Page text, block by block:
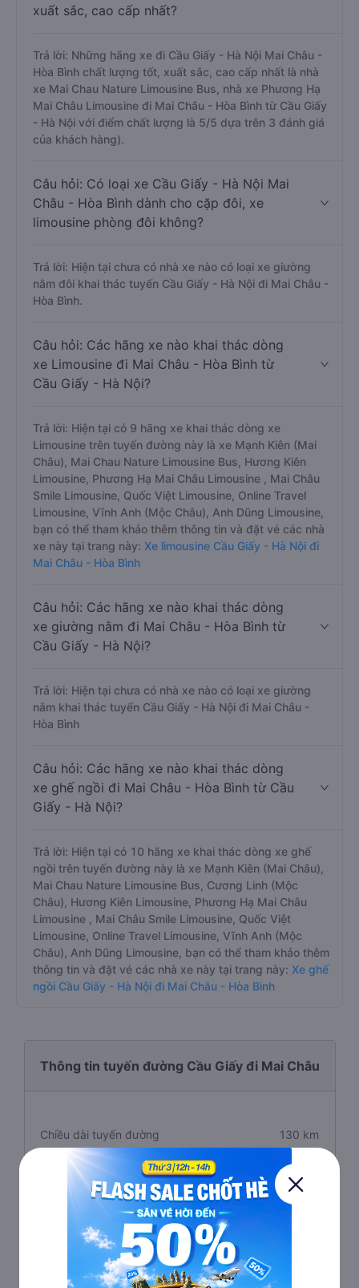
xuất sắc, cao cấp nhất?
Trả lời: Những hãng xe đi Cầu Giấy - Hà Nội Mai Châu -
Hòa Bình chất lượng tốt, xuất sắc, cao cấp nhất là nhà
xe Mai Chau Nature Limousine Bus, nhà xe Phương Hạ
Mai Châu Limousine đi Mai Châu - Hòa Bình từ Cầu Giấy
- Hà Nội với điểm chất lượng là 5/5 dựa trên 3 đánh giá
của khách hàng).
Câu hỏi: Có loại xe Cầu Giấy - Hà Nội Mai
Châu - Hòa Bình dành cho cặp đôi, xe
limousine phòng đôi không?
Trả lời: Hiện tại chưa có nhà xe nào có loại xe giường
nằm đôi khai thác tuyến Cầu Giấy - Hà Nội đi Mai Châu -
Hòa Bình.
Câu hỏi: Các hãng xe nào khai thác dòng
xe Limousine đi Mai Châu - Hòa Bình từ
Cầu Giấy - Hà Nội?
Trả lời: Hiện tại có 9 hãng xe khai thác dòng xe
Limousine trên tuyến đường này là xe Mạnh Kiên (Mai
Châu), Mai Chau Nature Limousine Bus, Hương Kiên
Limousine, Phương Hạ Mai Châu Limousine , Mai Châu
Smile Limousine, Quốc Việt Limousine, Online Travel
Limousine, Vĩnh Anh (Mộc Châu), Anh Dũng Limousine,
bạn có thể tham khảo thêm thông tin và đặt vé các nhà
xe này tại trang này: Xe limousine Cầu Giấy - Hà Nội đi
Mai Châu - Hòa Bình
Câu hỏi: Các hãng xe nào khai thác dòng
xe giường nằm đi Mai Châu - Hòa Bình từ
Cầu Giấy - Hà Nội?
Trả lời: Hiện tại chưa có nhà xe nào có loại xe giường
nằm khai thác tuyến Cầu Giấy - Hà Nội đi Mai Châu -
Hòa Bình
Câu hỏi: Các hãng xe nào khai thác dòng
xe ghế ngồi đi Mai Châu - Hòa Bình từ Cầu
Giấy - Hà Nội?
Trả lời: Hiện tại có 10 hãng xe khai thác dòng xe ghế
ngồi trên tuyến đường này là xe Mạnh Kiên (Mai Châu),
Mai Chau Nature Limousine Bus, Cương Linh (Mộc
Châu), Hương Kiên Limousine, Phương Hạ Mai Châu
Limousine , Mai Châu Smile Limousine, Quốc Việt
Limousine, Online Travel Limousine, Vĩnh Anh (Mộc
Châu), Anh Dũng Limousine, bạn có thể tham khảo thêm
thông tin và đặt vé các nhà xe này tại trang này: Xe ghế
ngồi Cầu Giấy - Hà Nội đi Mai Châu - Hòa Bình
Thông tin tuyến đường Cầu Giấy đi Mai Châu
Chiều dài tuyến đường 130 km
Thời gian di chuyển 2.6 giờ
Giá vé trung bình